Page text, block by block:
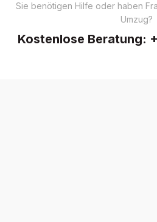
Sie benötigen Hilfe oder haben
Umzug?
Kostenlose Beratung: